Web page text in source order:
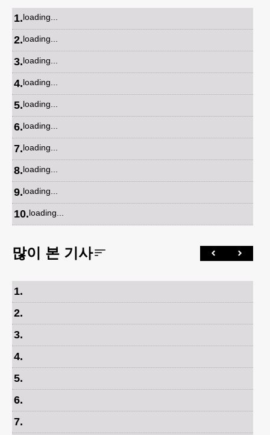
1.loading...
2.loading...
3.loading...
4.loading...
5.loading...
6.loading...
7.loading...
8.loading...
9.loading...
10.loading...
많이 본 기사
1.
2.
3.
4.
5.
6.
7.